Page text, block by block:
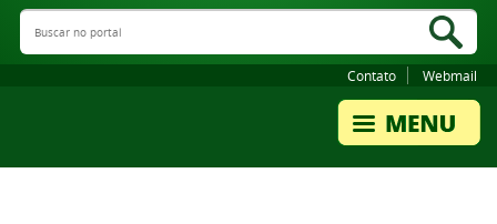
Buscar no portal
Contato Webmail